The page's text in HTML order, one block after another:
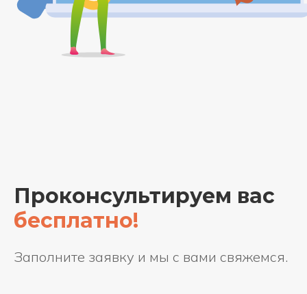
Проконсультируем вас
бесплатно!
Заполните заявку и мы с вами свяжемся.